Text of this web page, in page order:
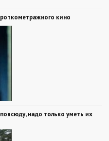
кино
надо только уметь их